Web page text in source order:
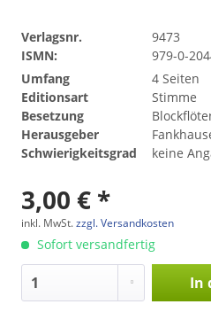
Verlagsnr.
9473
ISMN:
979-0-
Umfang
4 Seiten
Editionsart
Stimme
Besetzung
Herausgeber
Schwierigkeitsgrad
keine
3,00 € *
inkl. MwSt.zzgl. Versandkosten
Sofort versandfertig
In